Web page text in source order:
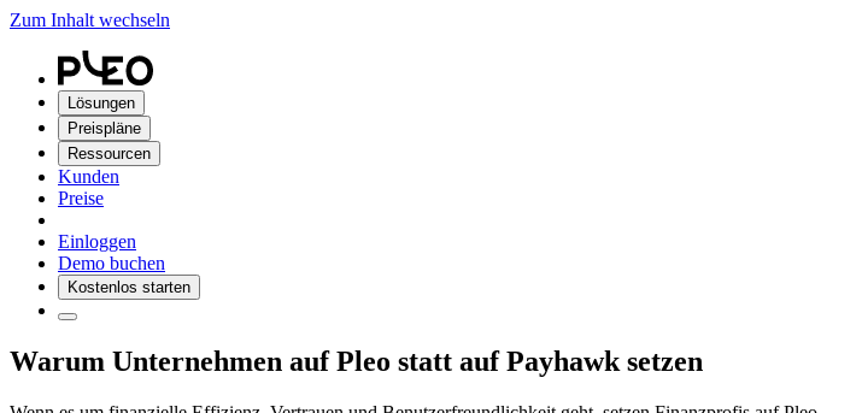
Zum Inhalt wechseln
Lösungen
Preispläne
Ressourcen
Kunden
Preise
Einloggen
Demo buchen
Kostenlos starten
Warum Unternehmen auf Pleo statt auf Payhawk setzen